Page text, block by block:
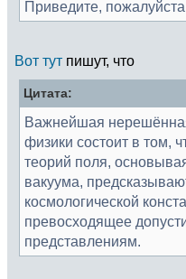
Приведите,
Вот тут пишут, что
Цитата:
Важнейшая
физики состоит в том,
теорий поля,
вакуума,
космологической
превосходящее
представлениям.